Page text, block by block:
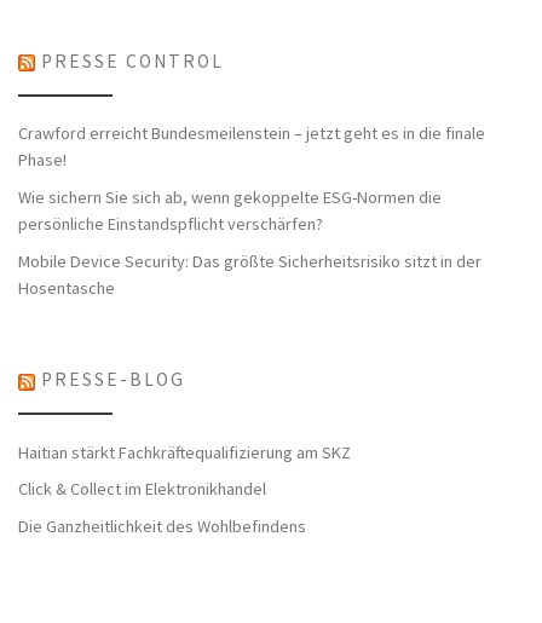
PRESSE CONTROL
Crawford erreicht Bundesmeilenstein – jetzt geht es in die finale
Phase!
Wie sichern Sie sich ab, wenn gekoppelte ESG-Normen die
persönliche Einstandspflicht verschärfen?
Mobile Device Security: Das größte Sicherheitsrisiko sitzt in der
Hosentasche
PRESSE-BLOG
Haitian stärkt Fachkräftequalifizierung am SKZ
Click & Collect im Elektronikhandel
Die Ganzheitlichkeit des Wohlbefindens